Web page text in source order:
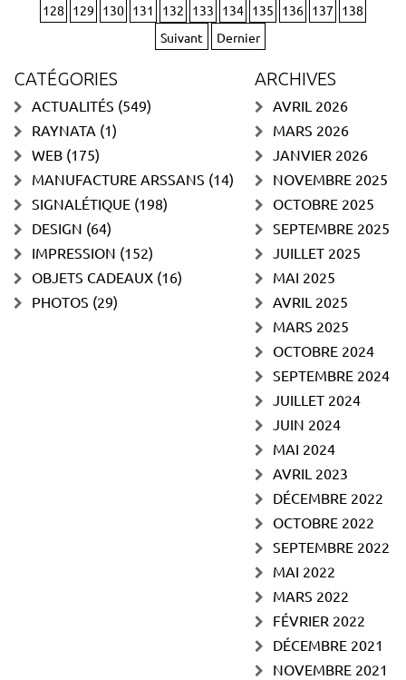
128
129 130 131 132 133 134 135 136 137
138
Suivant
Dernier
CATÉGORIES
ACTUALITÉS (549)
RAYNATA (1)
WEB (175)
MANUFACTURE ARSSANS (14)
SIGNALÉTIQUE (198)
DESIGN (64)
IMPRESSION (152)
OBJETS CADEAUX (16)
PHOTOS (29)
ARCHIVES
AVRIL 2026
MARS 2026
JANVIER 2026
NOVEMBRE 2025
OCTOBRE 2025
SEPTEMBRE 2025
JUILLET 2025
MAI 2025
AVRIL 2025
MARS 2025
OCTOBRE 2024
SEPTEMBRE 2024
JUILLET 2024
JUIN 2024
MAI 2024
AVRIL 2023
DÉCEMBRE 2022
OCTOBRE 2022
SEPTEMBRE 2022
MAI 2022
MARS 2022
FÉVRIER 2022
DÉCEMBRE 2021
NOVEMBRE 2021